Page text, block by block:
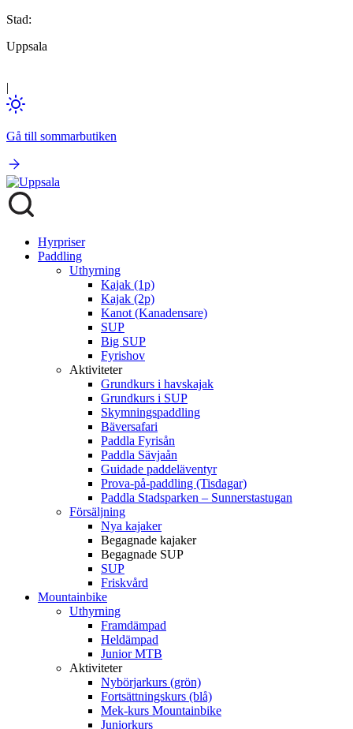
Stad:
Uppsala
|
Gå till sommarbutiken
Hyrpriser
Paddling
Uthyrning
Kajak (1p)
Kajak (2p)
Kanot (Kanadensare)
SUP
Big SUP
Fyrishov
Aktiviteter
Grundkurs i havskajak
Grundkurs i SUP
Skymningspaddling
Bäversafari
Paddla Fyrisån
Paddla Sävjaån
Guidade paddeläventyr
Prova-på-paddling (Tisdagar)
Paddla Stadsparken – Sunnerstastugan
Försäljning
Nya kajaker
Begagnade kajaker
Begagnade SUP
SUP
Friskvård
Mountainbike
Uthyrning
Framdämpad
Heldämpad
Junior MTB
Aktiviteter
Nybörjarkurs (grön)
Fortsättningskurs (blå)
Mek-kurs Mountainbike
Juniorkurs